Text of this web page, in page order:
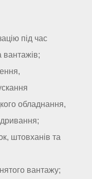
під час
вантажів;
обладнання,
штовханів та
вантажу;